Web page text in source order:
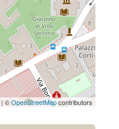
| ©OpenStreetMapcontributors